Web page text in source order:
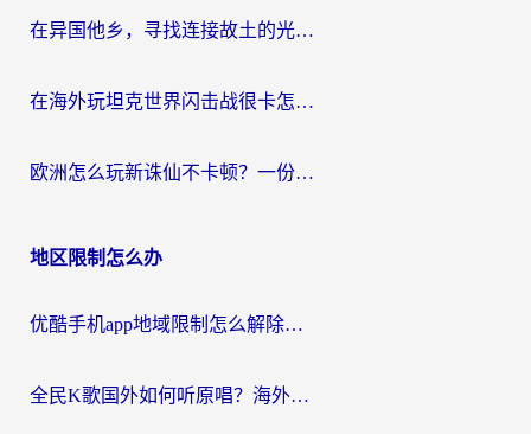
在异国他乡，寻找连接故土的光明大陆免费加速器
在海外玩坦克世界闪击战很卡怎么办？老玩家亲测有效的加速器选择指南
欧洲怎么玩新诛仙不卡顿？一份给海外游子的国服游戏畅玩指南
地区限制怎么办
优酷手机app地域限制怎么解除？海外党亲测有效的追剧方案
全民K歌国外如何听原唱？海外党亲测有效的回国加速器选择指南